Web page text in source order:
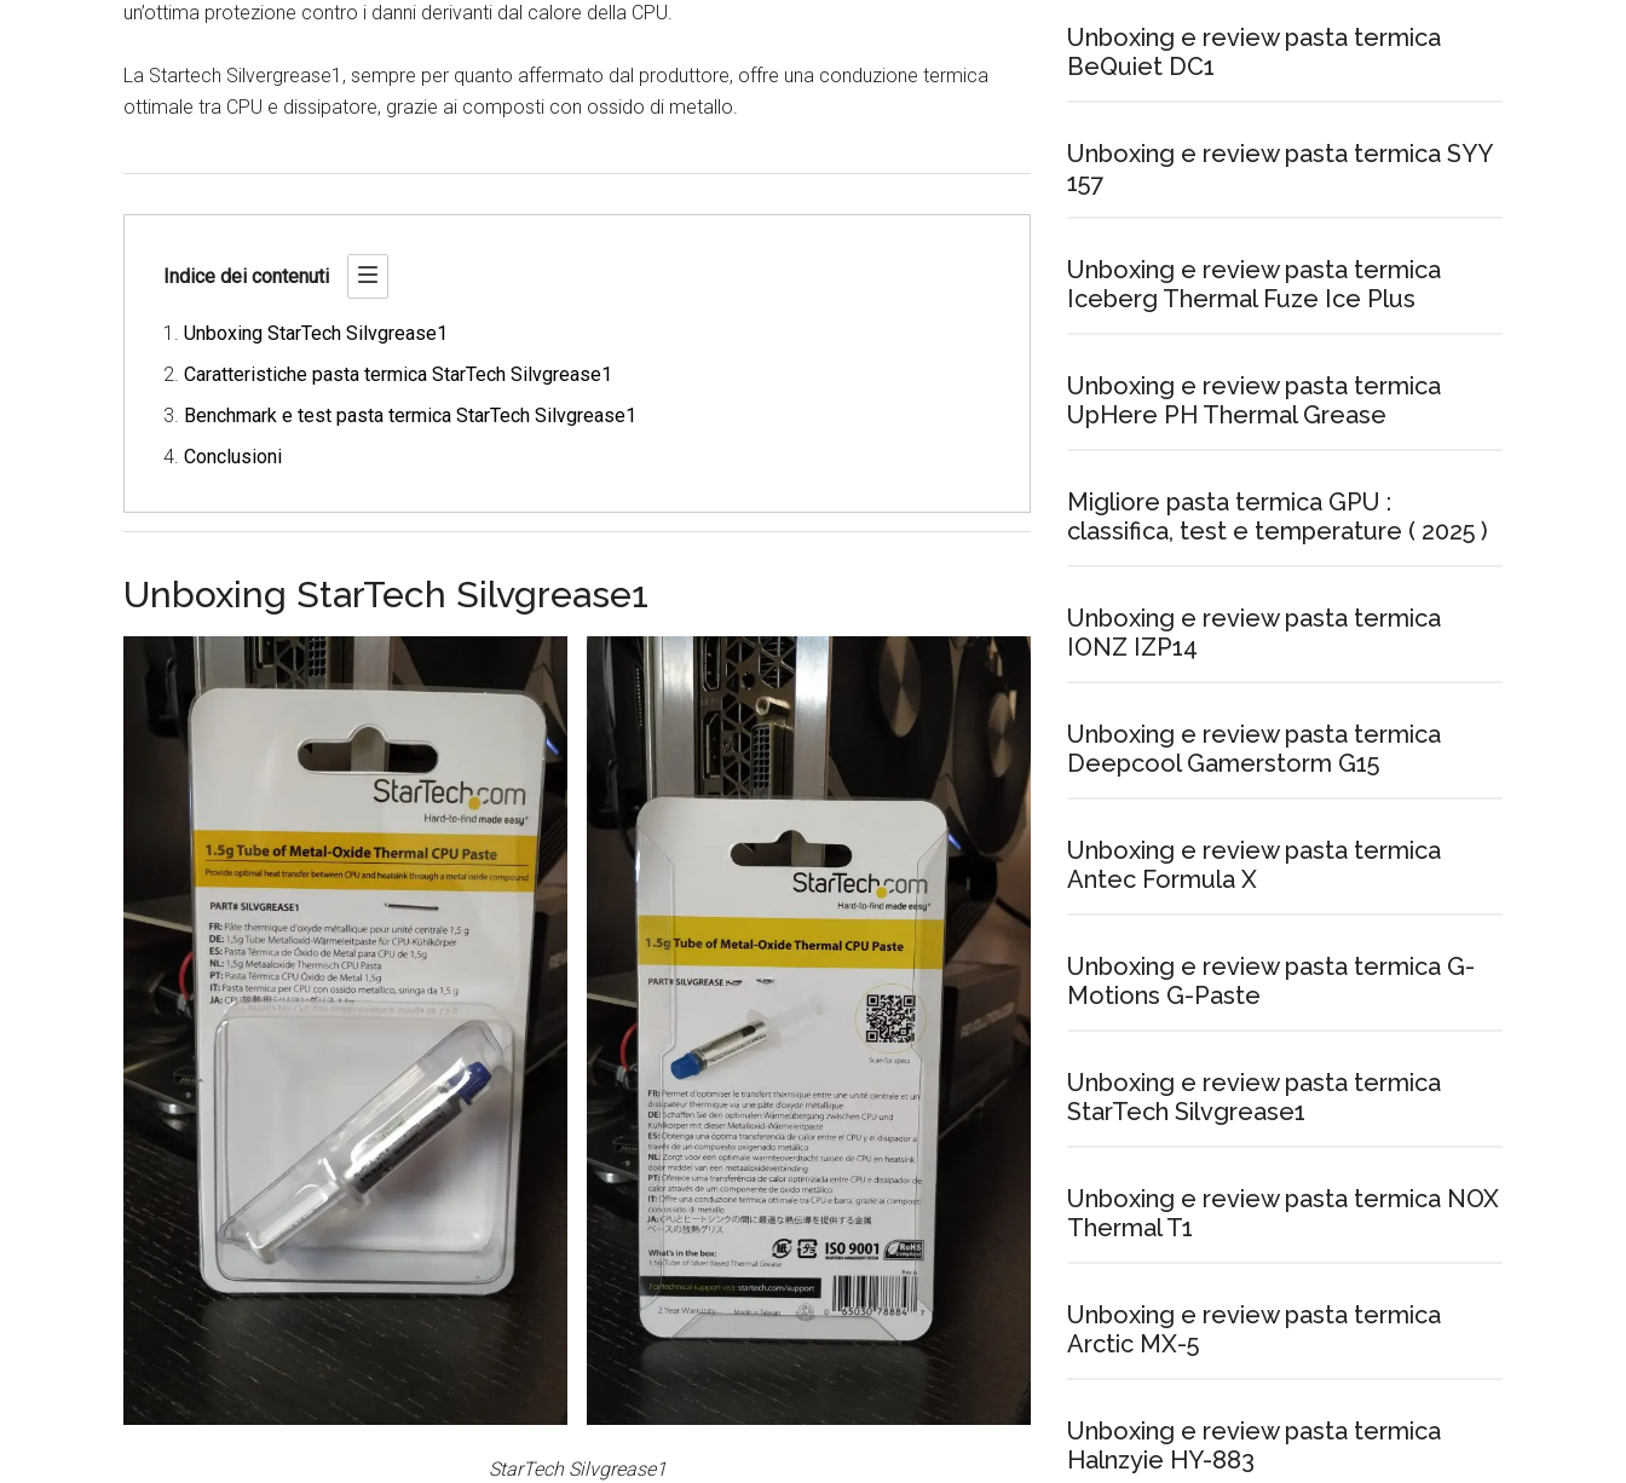
un’ottima protezione contro i danni derivanti dal calore della CPU.
La Startech Silvergrease1, sempre per quanto affermato dal produttore, offre una conduzione termica
ottimale tra CPU e dissipatore, grazie ai composti con ossido di metallo.
Indice dei contenuti
Unboxing StarTech Silvgrease1
Caratteristiche pasta termica StarTech Silvgrease1
Benchmark e test pasta termica StarTech Silvgrease1
Conclusioni
Unboxing StarTech Silvgrease1
StarTech Silvgrease1
Unboxing e review pasta termica
BeQuiet DC1
Unboxing e review pasta termica SYY
157
Unboxing e review pasta termica
Iceberg Thermal Fuze Ice Plus
Unboxing e review pasta termica
UpHere PH Thermal Grease
Migliore pasta termica GPU :
classifica, test e temperature ( 2025 )
Unboxing e review pasta termica
IONZ IZP14
Unboxing e review pasta termica
Deepcool Gamerstorm G15
Unboxing e review pasta termica
Antec Formula X
Unboxing e review pasta termica G-
Motions G-Paste
Unboxing e review pasta termica
StarTech Silvgrease1
Unboxing e review pasta termica NOX
Thermal T1
Unboxing e review pasta termica
Arctic MX-5
Unboxing e review pasta termica
Halnzyie HY-883